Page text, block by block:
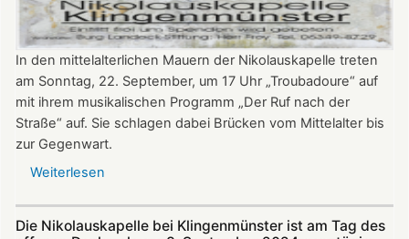
In den mittelalterlichen Mauern der Nikolauskapelle treten
am Sonntag, 22. September, um 17 Uhr „Troubadoure“ auf
mit ihrem musikalischen Programm „Der Ruf nach der
Straße“ auf. Sie schlagen dabei Brücken vom Mittelalter bis
zur Gegenwart.
Weiterlesen
September:
Die Nikolauskapelle bei Klingenmünster ist am Tag des